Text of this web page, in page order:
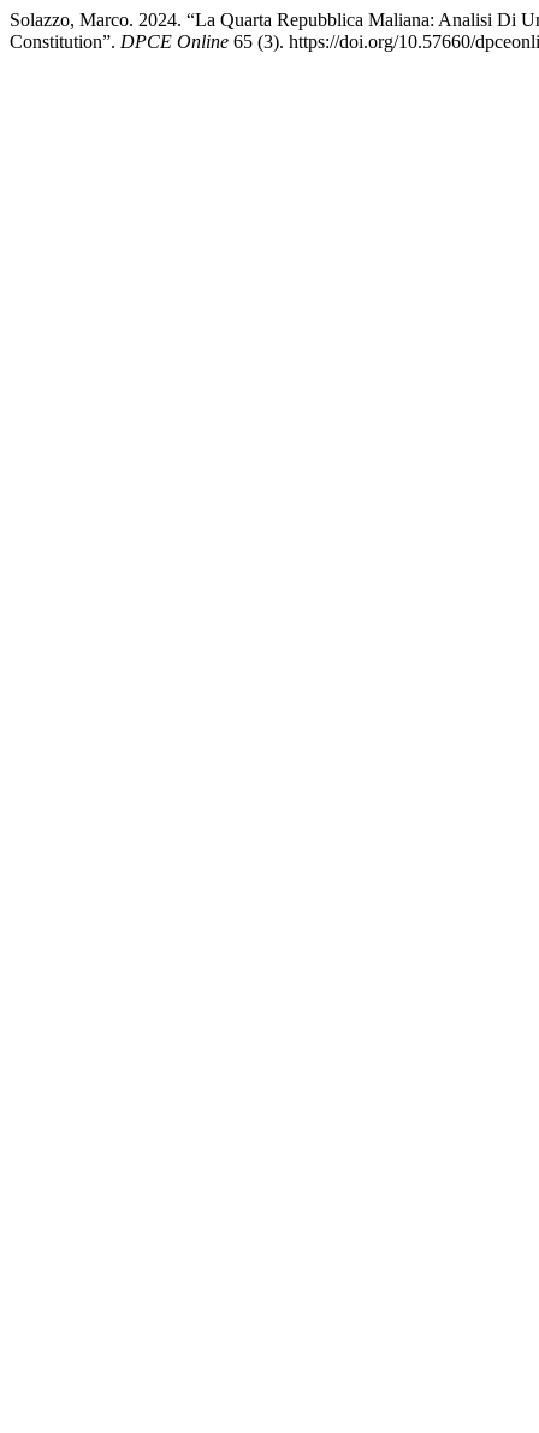
Solazzo, Marco. 2024. “La Quarta Repubblica Maliana: Analisi Di
Constitution”. DPCE Online 65 (3). https://doi.org/10.57660/